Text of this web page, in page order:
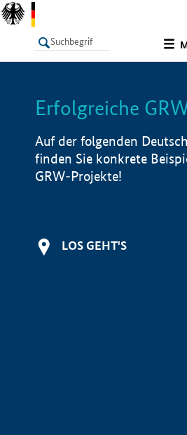
LISTE
Erfolgreiche
Auf der folgenden
finden Sie konkrete
GRW-Projekte!
LOS GEHT'S